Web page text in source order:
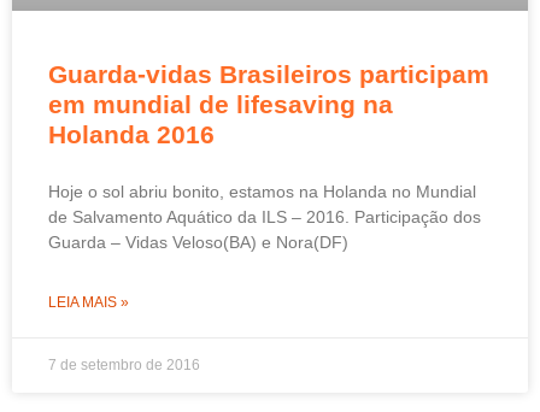
Guarda-vidas Brasileiros participam
em mundial de lifesaving na
Holanda 2016
Hoje o sol abriu bonito, estamos na Holanda no Mundial
de Salvamento Aquático da ILS – 2016. Participação dos
Guarda – Vidas Veloso(BA) e Nora(DF)
LEIA MAIS »
7 de setembro de 2016